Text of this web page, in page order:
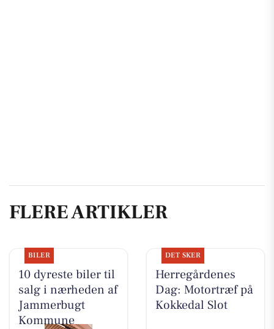
FLERE ARTIKLER
BILER
10 dyreste biler til
salg i nærheden af
Jammerbugt
Kommune
DET SKER
Herregårdenes
Dag: Motortræf på
Kokkedal Slot